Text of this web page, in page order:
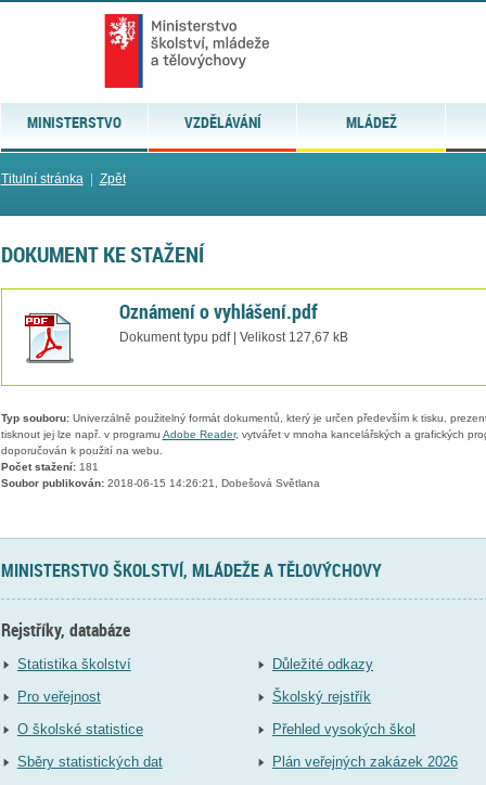
MINISTERSTVO VZDĚLÁVÁNÍ MLÁDEŽ
Titulní stránka| Zpět
DOKUMENT KE STAŽENÍ
Oznámení o vyhlášení.pdf
Dokument typu pdf | Velikost 127,67 kB
Typ souboru:Univerzálně použitelný formát dokumentů, který je určen především k tisku,
tisknout jej lze např. v programu Adobe Reader, vytvářet v mnoha kancelářských a grafických
doporučován k použití na webu.
Počet stažení:181
Soubor publikován:2018-06-15 14:26:21, Dobešová Světlana
MINISTERSTVO ŠKOLSTVÍ, MLÁDEŽE A TĚLOVÝCHOVY
Rejstříky, databáze
Statistika školství
Pro veřejnost
O školské statistice
Sběry statistických dat
Důležité odkazy
Školský rejstřík
Přehled vysokých škol
Plán veřejných zakázek 2026